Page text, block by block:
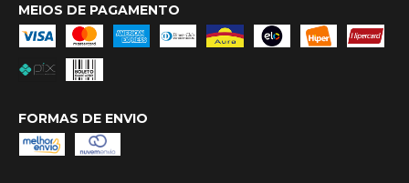
MEIOS DE PAGAMENTO
FORMAS DE ENVIO